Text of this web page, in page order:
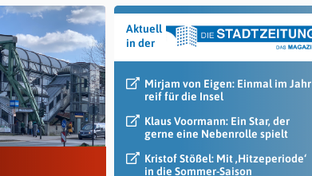
Aktuell
in der
Mirjam von Eigen: Einmal im Jahr
reif für die Insel
Klaus Voormann: Ein Star, der
gerne eine Nebenrolle spielt
Kristof Stößel: Mit ‚Hitzeperiode‘
in die Sommer-Saison